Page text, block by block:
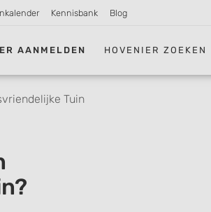
Kennisbank Blog
AANMELDEN HOVENIER ZOEKEN
Tuin